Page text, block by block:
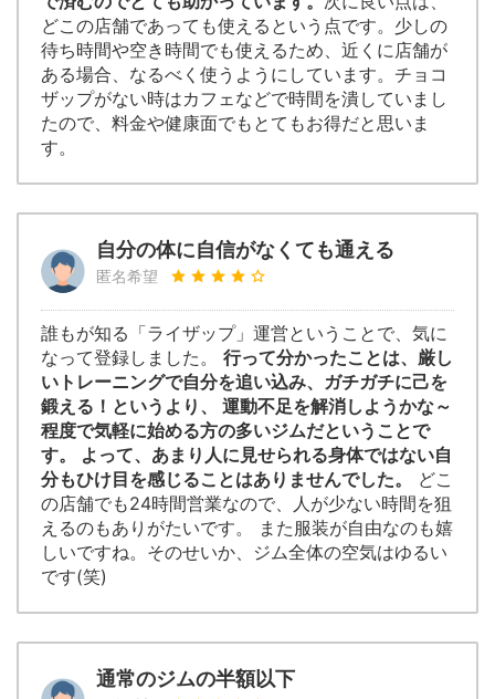
どこの店舗であっても使えるという点です。少しの
待ち時間や空き時間でも使えるため、近くに店舗が
ある場合、なるべく使うようにしています。チョコ
ザップがない時はカフェなどで時間を潰していまし
たので、料金や健康面でもとてもお得だと思いま
す。
自分の体に自信がなくても通える
匿名希望
誰もが知る「ライザップ」運営ということで、気に
なって登録しました。 行って分かったことは、厳し
いトレーニングで自分を追い込み、ガチガチに己を
鍛える！というより、 運動不足を解消しようかな～
程度で気軽に始める方の多いジムだということで
す。 よって、あまり人に見せられる身体ではない自
分もひけ目を感じることはありませんでした。
どこ
の店舗でも24時間営業なので、人が少ない時間を狙
えるのもありがたいです。 また服装が自由なのも嬉
しいですね。そのせいか、ジム全体の空気はゆるい
です(笑)
通常のジムの半額以下